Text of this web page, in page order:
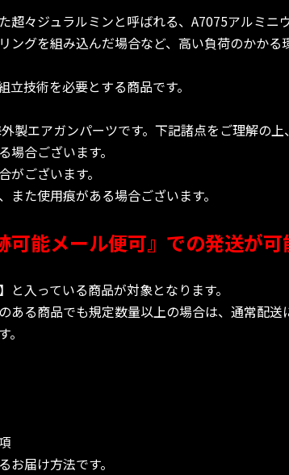
超々ジュラルミンと呼ばれる、A7075アルミニ
ングを組み込んだ場合など、高い負荷のかかる
技術を必要とする商品です。
製エアガンパーツです。下記諸点をご理解の上
合ございます。
ございます。
た使用痕がある場合ございます。
能メール便可』での発送が可
入っている商品が対象となります。
ある商品でも規定数量以上の場合は、通常配送
届け方法です。